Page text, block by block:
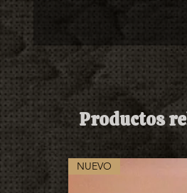
Productos
NUEVO